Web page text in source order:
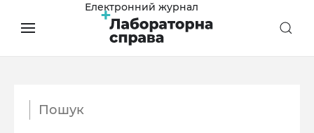
Електронний журнал